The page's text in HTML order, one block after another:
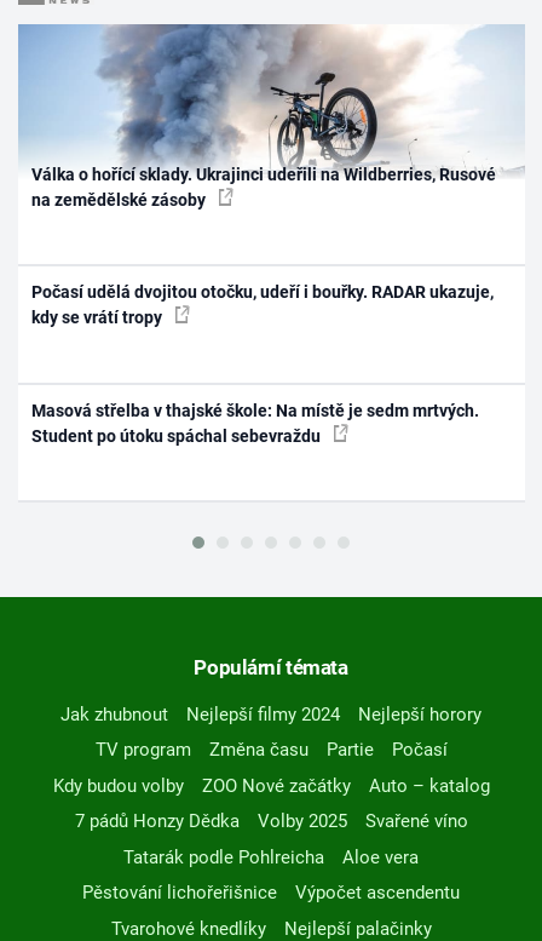
Válka o hořící sklady. Ukrajinci udeřili na Wildberries, Rusové
na zemědělské zásoby
Počasí udělá dvojitou otočku, udeří i bouřky. RADAR ukazuje,
kdy se vrátí tropy
Masová střelba v thajské škole: Na místě je sedm mrtvých.
Student po útoku spáchal sebevraždu
Populární témata
Jak zhubnout Nejlepší filmy 2024
Nejlepší horory
TV program
Změna času Partie
Počasí
Kdy budou volby
ZOO Nové začátky
Auto – katalog
7 pádů Honzy Dědka
Volby 2025
Svařené víno
Tatarák podle Pohlreicha
Aloe vera
Pěstování lichořeřišnice
Výpočet ascendentu
Tvarohové knedlíky
Nejlepší palačinky